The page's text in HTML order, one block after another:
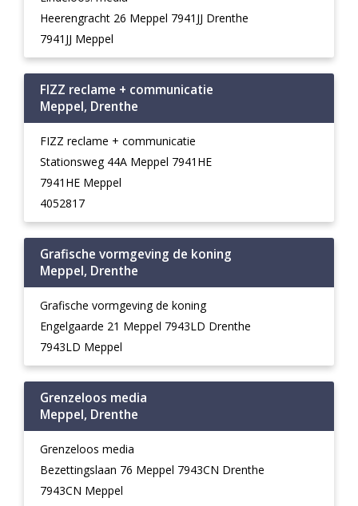
Heerengracht 26 Meppel 7941JJ Drenthe
7941JJ Meppel
FIZZ reclame + communicatie
Meppel, Drenthe
FIZZ reclame + communicatie
Stationsweg 44A Meppel 7941HE
7941HE Meppel
4052817
Grafische vormgeving de koning
Meppel, Drenthe
Grafische vormgeving de koning
Engelgaarde 21 Meppel 7943LD Drenthe
7943LD Meppel
Grenzeloos media
Meppel, Drenthe
Grenzeloos media
Bezettingslaan 76 Meppel 7943CN Drenthe
7943CN Meppel